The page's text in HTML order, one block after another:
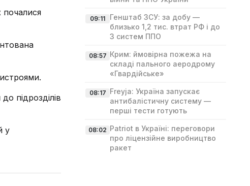
почалися
підрозділів
у
09:11
Генштаб ЗСУ: за добу —
близько 1,2 тис. втрат РФ і до
3 систем ППО
08:57 Крим: ймовірна пожежа на
складі пального аеродрому
«Гвардійське»
08:17 Freyja: Україна запускає
антибалістичну систему —
перші тести готують
08:02 Patriot в Україні: переговори
про ліцензійне виробництво
ракет